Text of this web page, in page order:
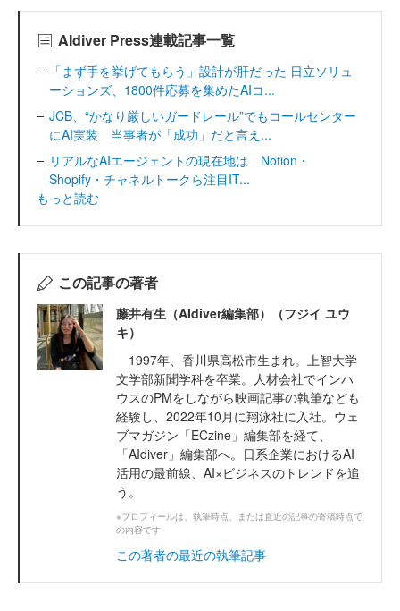
AIdiver Press連載記事一覧
「まず手を挙げてもらう」設計が肝だった 日立ソリュ
ーションズ、1800件応募を集めたAIコ...
JCB、“かなり厳しいガードレール”でもコールセンター
にAI実装 当事者が「成功」だと言え...
リアルなAIエージェントの現在地は Notion・
Shopify・チャネルトークら注目IT...
もっと読む
この記事の著者
藤井有生（AIdiver編集部）（フジイ ユウ
キ）
1997年、香川県高松市生まれ。上智大学
文学部新聞学科を卒業。人材会社でインハ
ウスのPMをしながら映画記事の執筆なども
経験し、2022年10月に翔泳社に入社。ウェ
ブマガジン「ECzine」編集部を経て、
「AIdiver」編集部へ。日系企業におけるAI
活用の最前線、AI×ビジネスのトレンドを追
う。
※プロフィールは、執筆時点、または直近の記事の寄稿時点で
の内容です
この著者の最近の執筆記事